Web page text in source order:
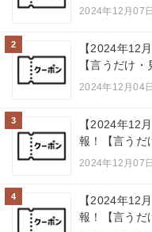
2024年12月07日
2
【2024年12
【言うだけ
2024年12月04日
3
【2024年12
報！【言うだ
2024年12月07日
4
【2024年12
報！【言うだ